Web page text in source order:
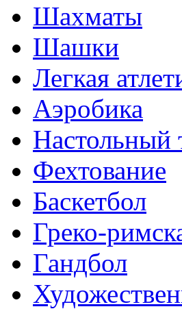
Шахматы
Шашки
Легкая
Аэробика
Настольный
Фехтование
Баскетбол
Греко-
Гандбол